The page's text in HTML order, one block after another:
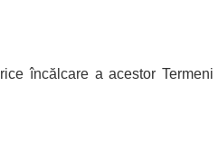
încălcare a acestor